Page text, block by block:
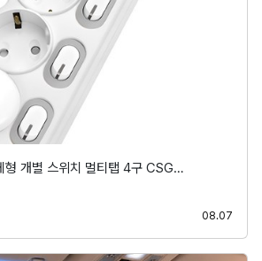
형 개별 스위치 멀티탭 4구 CSG…
08.07